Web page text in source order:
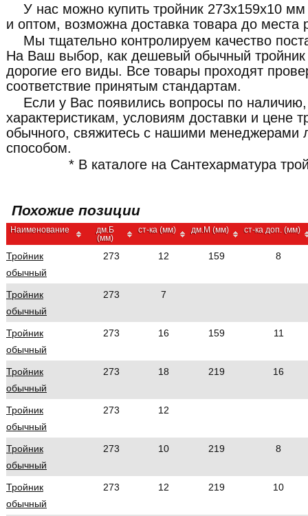
У нас можно купить тройник 273x159x10
и оптом, возможна доставка товара до места
Мы тщательно контролируем качество
На Ваш выбор, как дешевый обычный
дорогие его виды. Все товары проходят
соответствие принятым стандартам.
Если у Вас появились вопросы по наличию,
характеристикам, условиям доставки и цене
обычного, свяжитесь с нашими
способом.
* В каталоге на Сантехарматура
Похожие позиции
Наименование
дм.Б
(мм)
ст-ка (мм) дм.М (мм) ст-ка доп. (мм)
Тройник
обычный
273 12 159 8
Тройник
обычный
273 7
Тройник
обычный
273 16 159 11
Тройник
обычный
273 18 219 16
Тройник
обычный
273 12
Тройник
обычный
273 10 219 8
Тройник
обычный
273 12 219 10